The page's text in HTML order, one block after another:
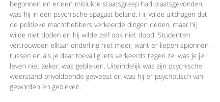
begonnen en er een mislukte staatsgreep had plaatsgevonden,
was hij in een psychische spagaat beland. Hij wilde uitdragen dat
de politieke machthebbers verkeerde dingen deden, maar hij
wilde niet doden en hij wilde zelf ook niet dood. Studenten
vertrouwden elkaar onderling niet meer, want er liepen spionnen
tussen en als je daar toevallig iets verkeerds tegen zei was je je
leven niet zeker, was gebleken. Uiteindelijk was zijn psychische
weerstand onvoldoende geweest en was hij er psychotisch van
geworden en gebleven.